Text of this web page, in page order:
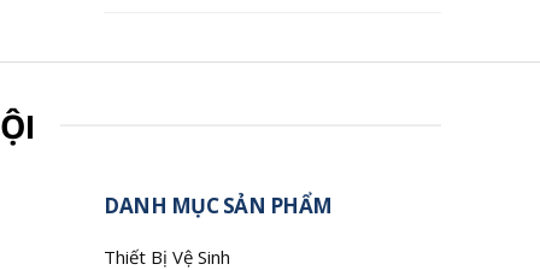
DANH MỤC SẢN PHẨM
Thiết Bị Vệ Sinh